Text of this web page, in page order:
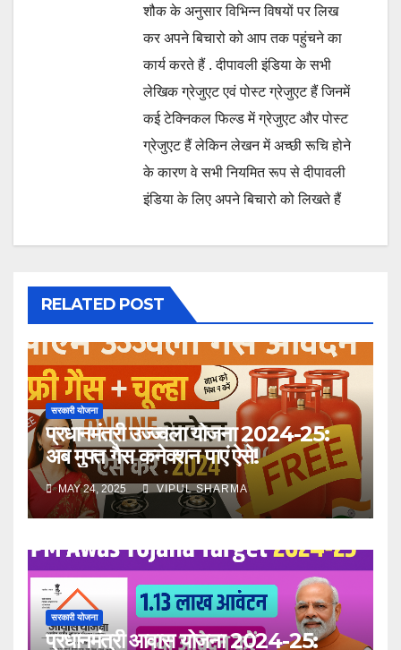
शौक के अनुसार विभिन्न विषयों पर लिख
कर अपने बिचारो को आप तक पहुंचने का
कार्य करते हैं . दीपावली इंडिया के सभी
लेखिक ग्रेजुएट एवं पोस्ट ग्रेजुएट हैं जिनमें
कई टेक्निकल फिल्ड में ग्रेजुएट और पोस्ट
ग्रेजुएट हैं लेकिन लेखन में अच्छी रूचि होने
के कारण वे सभी नियमित रूप से दीपावली
इंडिया के लिए अपने बिचारो को लिखते हैं
RELATED POST
सरकारी योजना
प्रधानमंत्री उज्ज्वला योजना 2024-25:
अब मुफ्त गैस कनेक्शन पाएं ऐसे!
MAY 24, 2025 VIPUL SHARMA
सरकारी योजना
प्रधानमंत्री आवास योजना 2024-25: